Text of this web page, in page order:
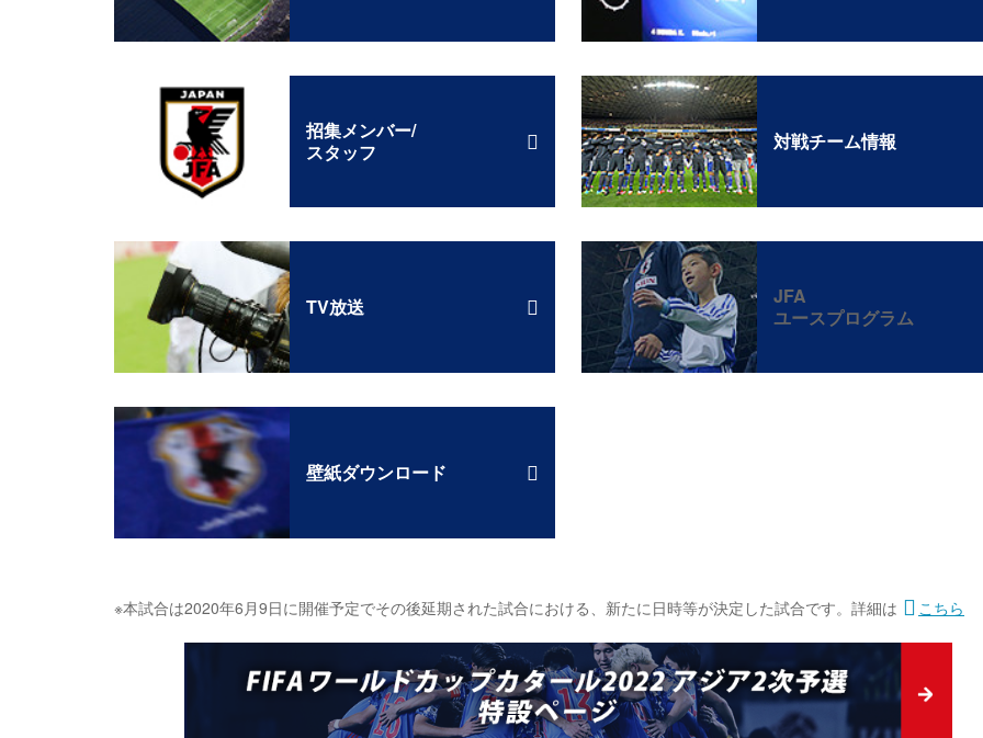
招集メンバー/
スタッフ
対戦チーム情報
TV放送
JFA
ユースプログラム
壁紙ダウンロード
※本試合は2020年6月9日に開催予定でその後延期された試合における、新たに日時等が決定した試合です。詳細は こちら